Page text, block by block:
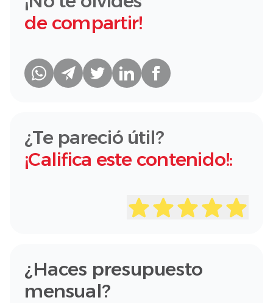
de compartir!
¿Te pareció útil?
¡Califica este contenido!:
¿Haces presupuesto
mensual?